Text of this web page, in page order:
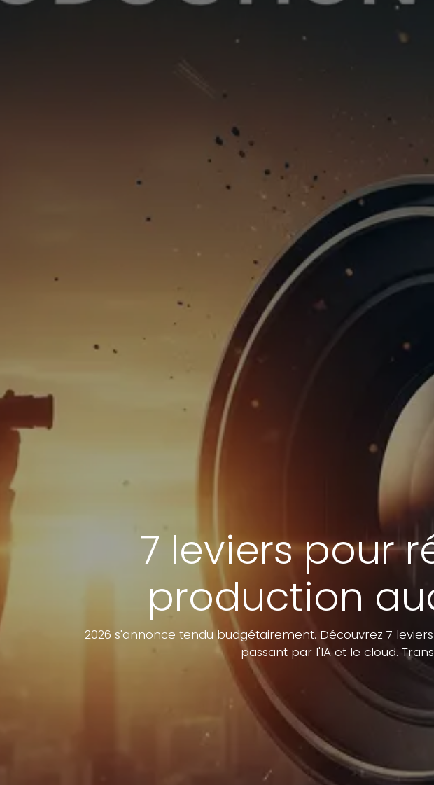
7 leviers pour
production
2026 s'annonce tendu budgétairement. Découvrez 7
passant par l'IA et le cloud.